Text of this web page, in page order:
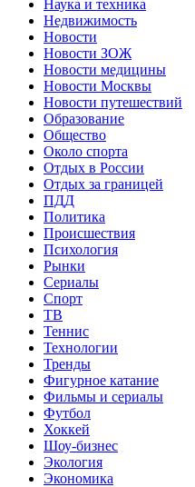
Наука и техника
Недвижимость
Новости
Новости ЗОЖ
Новости медицины
Новости Москвы
Новости путешествий
Образование
Общество
Около спорта
Отдых в России
Отдых за границей
ПДД
Политика
Происшествия
Психология
Рынки
Сериалы
Спорт
ТВ
Теннис
Технологии
Тренды
Фигурное катание
Фильмы и сериалы
Футбол
Хоккей
Шоу-бизнес
Экология
Экономика